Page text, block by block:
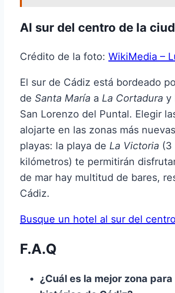
Al sur del centro de la
Crédito de la foto: WikiMedia –
El sur de Cádiz está bordeado
de Santa María a La Cortadura y
San Lorenzo del Puntal. Elegir
alojarte en las zonas más
playas: la playa de La Victoria (3
kilómetros) te permitirán
de mar hay multitud de bares,
Cádiz.
Busque un hotel al sur del
F.A.Q
¿Cuál es la mejor zona